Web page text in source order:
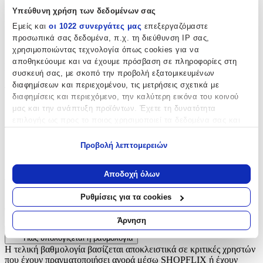
Υπεύθυνη χρήση των δεδομένων σας
Εμείς και οι 1022 συνεργάτες μας επεξεργαζόμαστε
προσωπικά σας δεδομένα, π.χ. τη διεύθυνση IP σας,
χρησιμοποιώντας τεχνολογία όπως cookies για να
αποθηκεύουμε και να έχουμε πρόσβαση σε πληροφορίες στη
συσκευή σας, με σκοπό την προβολή εξατομικευμένων
διαφημίσεων και περιεχομένου, τις μετρήσεις σχετικά με
διαφημίσεις και περιεχόμενο, την καλύτερη εικόνα του κοινού
μας και την ανάπτυξη προϊόντων. Έχετε τη δυνατότητα
Να συλλέξουμε πληροφορίες σχετικά με τη γεωγραφική
σας τοποθεσία, οι οποίες μπορεί να είναι ακριβείς σε
απόσταση μερικών μέτρων
Να αναγνωρίσουμε τη συσκευή σας σαρώνοντας ενεργά
για συγκεκριμένα χαρακτηριστικά (δακτυλικό αποτύπωμα)
Μάθετε περισσότερα σχετικά με τον τρόπο επεξεργασίας των
προσωπικών σας δεδομένων και καθορίστε τις προτιμήσεις σας
στηνενότητα “Λεπτομέρειες”. Μπορείτε να αλλάξετε ή να
Προβολή λεπτομερειών
Αποδοχή όλων
Ρυθμίσεις για τα cookies
Άρνηση
Κατασκευαστής:
Βασικά Χαρακτηριστικά
Τύπος:
Πλάτης
Τάξη:
Προς το παρόν δεν υπάρχουν άλλες αξιολογήσεις. Όταν
προστεθούν, θα εμφανιστούν εδώ.
Πώς υπολογίζεται η βαθμολογία
Η τελική βαθμολογία βασίζεται αποκλειστικά σε κριτικές χρηστών
που έχουν πραγματοποιήσει αγορά μέσω SHOPFLIX ή έχουν